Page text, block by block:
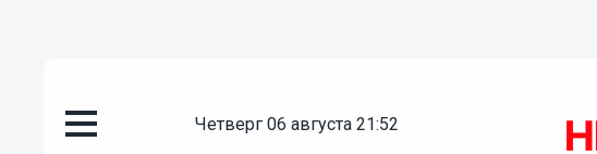
четверг 06 августа 21:52